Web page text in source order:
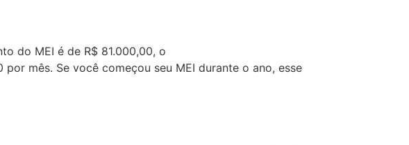
do MEI é de R$ 81.000,00, o
por mês. Se você começou seu MEI durante o ano, esse